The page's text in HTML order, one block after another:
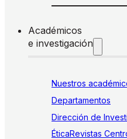
Académicos
e investigación
Nuestros
Departamentos
Dirección de
ÉticaRevistas